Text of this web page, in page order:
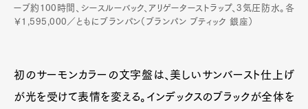
ーブ約100時間、シースルーバック、アリゲーターストラップ、3気圧防水。各
￥1,595,000／ともにブランパン（ブランパン ブティック 銀座）
初のサーモンカラーの文字盤は、美しいサンバースト仕上げ
が光を受けて表情を変える。インデックスのブラックが全体を